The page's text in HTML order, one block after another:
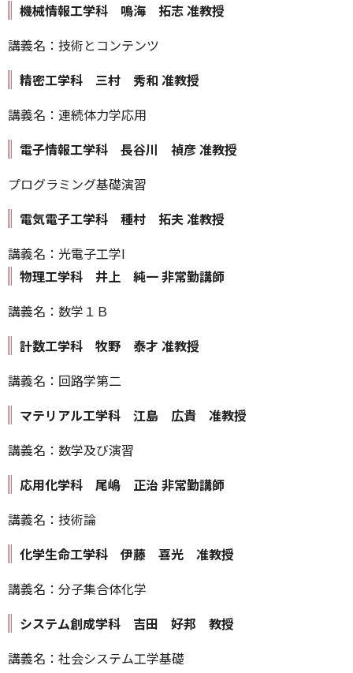
機械情報工学科 鳴海 拓志 准教授
講義名：技術とコンテンツ
精密工学科 三村 秀和 准教授
講義名：連続体力学応用
電子情報工学科 長谷川 禎彦 准教授
プログラミング基礎演習
電気電子工学科 種村 拓夫 准教授
講義名：光電子工学I
物理工学科 井上 純一 非常勤講師
講義名：数学１Ｂ
計数工学科 牧野 泰才 准教授
講義名：回路学第二
マテリアル工学科 江島 広貴 准教授
講義名：数学及び演習
応用化学科 尾嶋 正治 非常勤講師
講義名：技術論
化学生命工学科 伊藤 喜光 准教授
講義名：分子集合体化学
システム創成学科 吉田 好邦 教授
講義名：社会システム工学基礎